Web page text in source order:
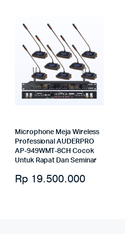
Microphone Meja Wireless
Professional AUDERPRO
AP-949WMT-8CH Cocok
Untuk Rapat Dan Seminar
Rp 19.500.000